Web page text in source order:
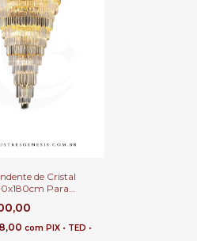
de Cristal
Para
Direito Duplo e Alto
com PIX • TED •